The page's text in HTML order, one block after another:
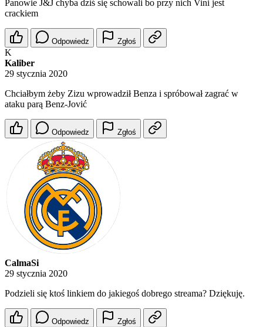
Panowie J&J chyba dziś się schowali bo przy nich Vini jest
crackiem
Odpowiedz Zgłoś
K
Kaliber
29 stycznia 2020
Chciałbym żeby Zizu wprowadził Benza i spróbował zagrać w
ataku parą Benz-Jović
Odpowiedz Zgłoś
CalmaSi
29 stycznia 2020
Podzieli się ktoś linkiem do jakiegoś dobrego streama? Dziękuję.
Odpowiedz Zgłoś